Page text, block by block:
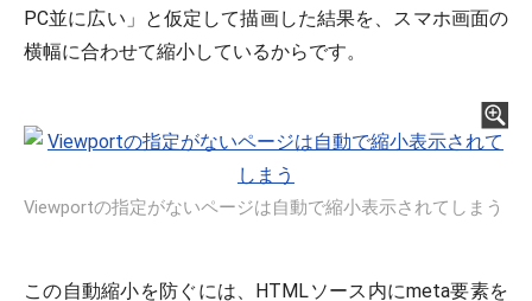
PC並に広い」と仮定して描画した結果を、スマホ画面の
横幅に合わせて縮小しているからです。
Viewportの指定がないページは自動で縮小表示されてしまう
この自動縮小を防ぐには、HTMLソース内にmeta要素を